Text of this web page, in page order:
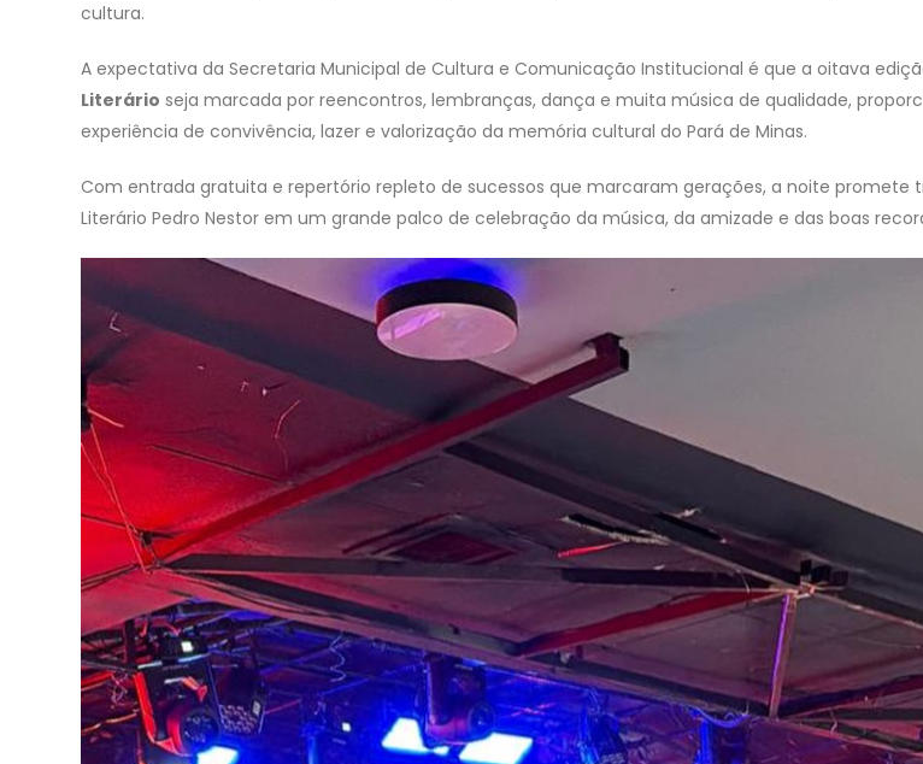
cultura.
A expectativa da Secretaria Municipal de Cultura e Comunicação Institucional é que a oitava
Literário seja marcada por reencontros, lembranças, dança e muita música de qualidade,
experiência de convivência, lazer e valorização da memória cultural do Pará de Minas.
Com entrada gratuita e repertório repleto de sucessos que marcaram gerações, a noite promete
Literário Pedro Nestor em um grande palco de celebração da música, da amizade e das boas